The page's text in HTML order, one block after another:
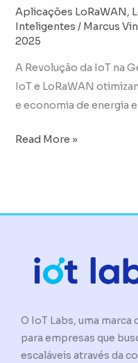
Aplicações LoRaWAN,
Inteligentes / Marcus
2025
A Revolução da IoT na
IoT e LoRaWAN
e economia de energia
Read More »
O IoT Labs, uma
para empresas que
escaláveis através da